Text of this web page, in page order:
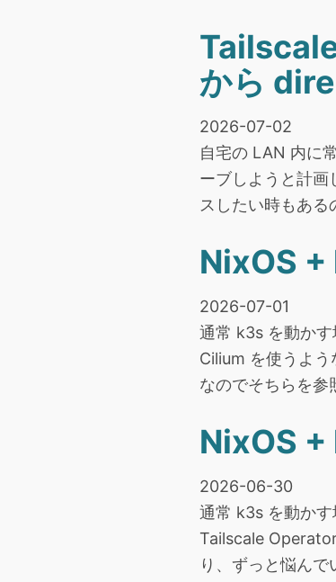
から
2026-07-02
自宅の LAN 内に
ーブしようと計画
スしたい時もあ
NixOS
2026-07-01
通常 k3s を動か
Cilium を使うよ
なのでそちらを
NixOS
2026-06-30
通常 k3s を動か
Tailscale
り、ずっと悩ん